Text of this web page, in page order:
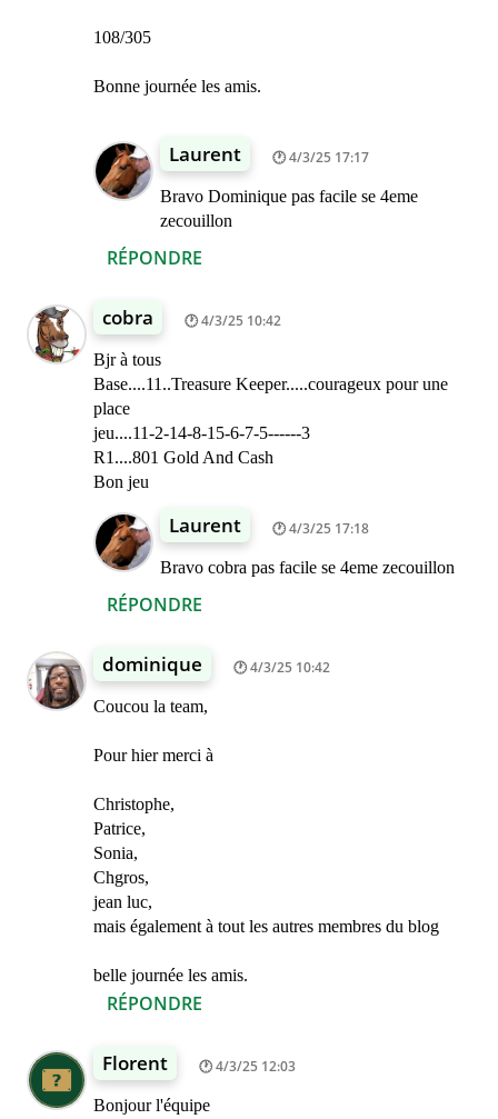
108/305
Bonne journée les amis.
RÉPONDRE
Laurent 4/3/25 17:17
Bravo Dominique pas facile se 4eme
zecouillon
cobra 4/3/25 10:42
Bjr à tous
Base....11..Treasure Keeper.....courageux pour une
place
jeu....11-2-14-8-15-6-7-5------3
R1....801 Gold And Cash
Bon jeu
RÉPONDRE
Laurent 4/3/25 17:18
Bravo cobra pas facile se 4eme zecouillon
dominique 4/3/25 10:42
Coucou la team,
Pour hier merci à
Christophe,
Patrice,
Sonia,
Chgros,
jean luc,
mais également à tout les autres membres du blog
belle journée les amis.
RÉPONDRE
Florent 4/3/25 12:03
Bonjour l'équipe